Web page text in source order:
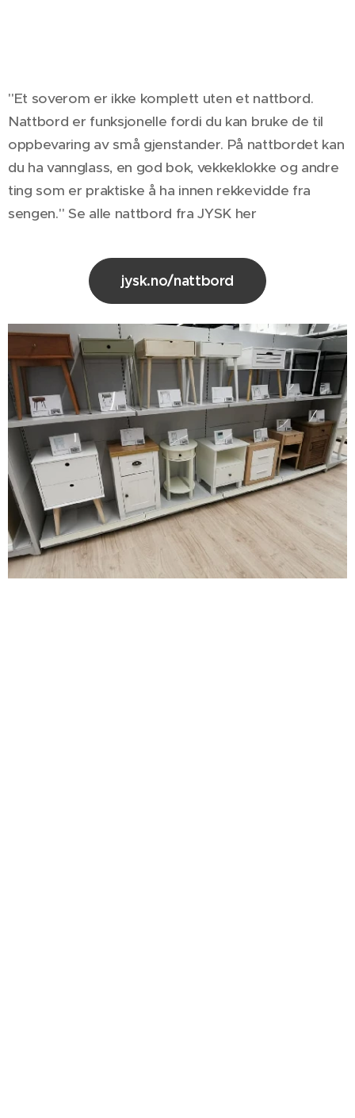
"Et soverom er ikke komplett uten et nattbord.
Nattbord er funksjonelle fordi du kan bruke de til
oppbevaring av små gjenstander. På nattbordet kan
du ha vannglass, en god bok, vekkeklokke og andre
ting som er praktiske å ha innen rekkevidde fra
sengen." Se alle nattbord fra JYSK her
jysk.no/nattbord